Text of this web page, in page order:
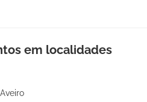
em localidades